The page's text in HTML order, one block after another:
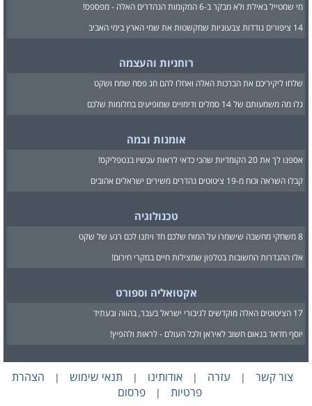
מי שמטייל באילת ולא מבקר ב-6 המקומות הנהדרים האלה - מפספס!
14 ציפורים נודדות צבעוניות שמקשטות את שמי הארץ בימי האביב
רוחניות והעצמה
שלחו ליקיריכם את הברכות האלה ואחלו להם חג פסח שמח ושקט
גלו מה משמעותם של 14 סמלים ודימויים שמופיעים בחלומות שלכם
אומנות ובמה
אספנו לך את 20 הקומדיות שהכי כדאי לראות עכשיו בנטפליקס!
קבלו השראה וכוח מ-19 ציטוטים נהדרים משירים ישראלים אהובים
טכנולוגיה
8 משחקי מחשבה שישמרו על המוח שלכם חד ויתנו לכם רגע של שקט
אלו ההגדרות החשובות בטלפון שמצילות חיים במקרי חירום!
אקטואליה וספורט
17 הציטוטים האלה מוקדשים לגיבורי ישראל בעבר, בהווה ובעתיד
יוסף חדאד בנאום חשוב לאיראן ולכל העולם - לראות ולהפיץ!
צור קשר | עזרה | אודותינו | תנאי שימוש |
הצהרת
פרטיות
| פרסום